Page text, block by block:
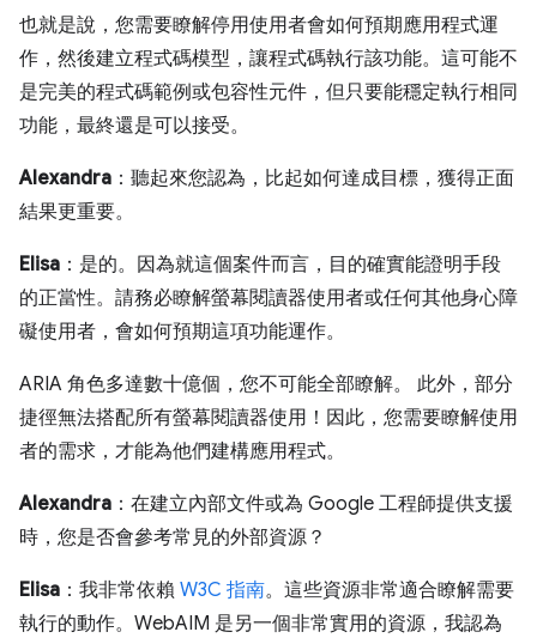
也就是說，您需要瞭解停用使用者會如何預期應用程式運
作，然後建立程式碼模型，讓程式碼執行該功能。這可能不
是完美的程式碼範例或包容性元件，但只要能穩定執行相同
功能，最終還是可以接受。
Alexandra ：聽起來您認為，比起如何達成目標，獲得正面
結果更重要。
Elisa ：是的。因為就這個案件而言，目的確實能證明手段
的正當性。請務必瞭解螢幕閱讀器使用者或任何其他身心障
礙使用者，會如何預期這項功能運作。
ARIA 角色多達數十億個，您不可能全部瞭解。 此外，部分
捷徑無法搭配所有螢幕閱讀器使用！因此，您需要瞭解使用
者的需求，才能為他們建構應用程式。
Alexandra ：在建立內部文件或為 Google 工程師提供支援
時，您是否會參考常見的外部資源？
Elisa ：我非常依賴 W3C 指南。這些資源非常適合瞭解需要
執行的動作。WebAIM 是另一個非常實用的資源，我認為